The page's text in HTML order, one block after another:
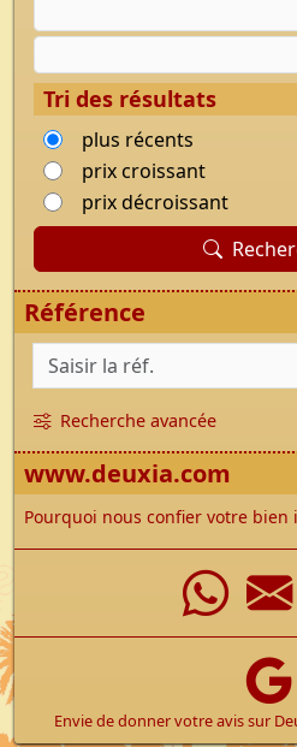
Tri des résultats
plus récents
prix croissant
prix décroissant
Référence
Référence du bien
Recherche avancée
www.deuxia.com
Pourquoi nous confier votre bien
Envie de donner votre avis sur